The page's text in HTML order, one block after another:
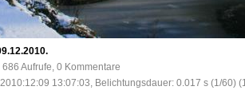
Aufrufe, 0 Kommentare
13:07:03, Belichtungsdauer: 0.017 s (1/60)